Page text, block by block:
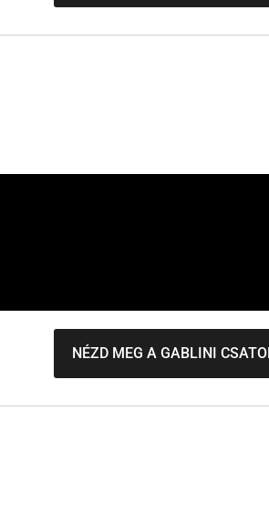
NÉZD MEG A GABLINI